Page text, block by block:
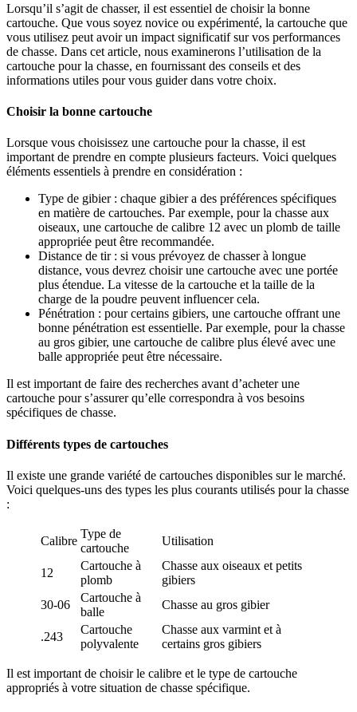
Lorsqu’il s’agit de chasser, il est essentiel de choisir la bonne
cartouche. Que vous soyez novice ou expérimenté, la cartouche que
vous utilisez peut avoir un impact significatif sur vos performances
de chasse. Dans cet article, nous examinerons l’utilisation de la
cartouche pour la chasse, en fournissant des conseils et des
informations utiles pour vous guider dans votre choix.
Choisir la bonne cartouche
Lorsque vous choisissez une cartouche pour la chasse, il est
important de prendre en compte plusieurs facteurs. Voici quelques
éléments essentiels à prendre en considération :
Type de gibier : chaque gibier a des préférences spécifiques
en matière de cartouches. Par exemple, pour la chasse aux
oiseaux, une cartouche de calibre 12 avec un plomb de taille
appropriée peut être recommandée.
Distance de tir : si vous prévoyez de chasser à longue
distance, vous devrez choisir une cartouche avec une portée
plus étendue. La vitesse de la cartouche et la taille de la
charge de la poudre peuvent influencer cela.
Pénétration : pour certains gibiers, une cartouche offrant une
bonne pénétration est essentielle. Par exemple, pour la chasse
au gros gibier, une cartouche de calibre plus élevé avec une
balle appropriée peut être nécessaire.
Il est important de faire des recherches avant d’acheter une
cartouche pour s’assurer qu’elle correspondra à vos besoins
spécifiques de chasse.
Différents types de cartouches
Il existe une grande variété de cartouches disponibles sur le marché.
Voici quelques-uns des types les plus courants utilisés pour la chasse
:
Calibre
Type de
cartouche
Utilisation
12
Cartouche à
plomb
Chasse aux oiseaux et petits
gibiers
30-06
Cartouche à
balle
Chasse au gros gibier
.243
Cartouche
polyvalente
Chasse aux varmint et à
certains gros gibiers
Il est important de choisir le calibre et le type de cartouche
appropriés à votre situation de chasse spécifique.